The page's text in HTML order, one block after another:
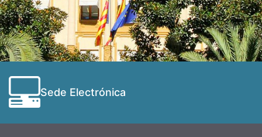
Sede Electrónica